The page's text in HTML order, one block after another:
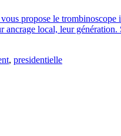
vous propose le
local, leur génération.
, presidentielle